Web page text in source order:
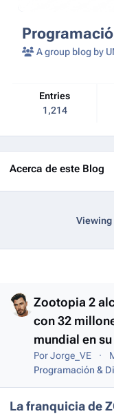
A group blog by
Entries
1,214
Acerca de este Blog
Viewing
Zootopia 2
con 32
mundial en
PorJorge_VE
Programación &
La franquicia de